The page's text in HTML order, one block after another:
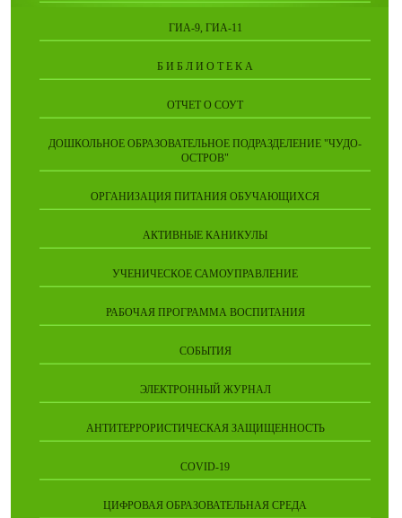
ГИА-9, ГИА-11
Б И Б Л И О Т Е К А
ОТЧЕТ О СОУТ
ДОШКОЛЬНОЕ ОБРАЗОВАТЕЛЬНОЕ ПОДРАЗДЕЛЕНИЕ "ЧУДО-
ОСТРОВ"
ОРГАНИЗАЦИЯ ПИТАНИЯ ОБУЧАЮЩИХСЯ
АКТИВНЫЕ КАНИКУЛЫ
УЧЕНИЧЕСКОЕ САМОУПРАВЛЕНИЕ
РАБОЧАЯ ПРОГРАММА ВОСПИТАНИЯ
СОБЫТИЯ
ЭЛЕКТРОННЫЙ ЖУРНАЛ
АНТИТЕРРОРИСТИЧЕСКАЯ ЗАЩИЩЕННОСТЬ
COVID-19
ЦИФРОВАЯ ОБРАЗОВАТЕЛЬНАЯ СРЕДА